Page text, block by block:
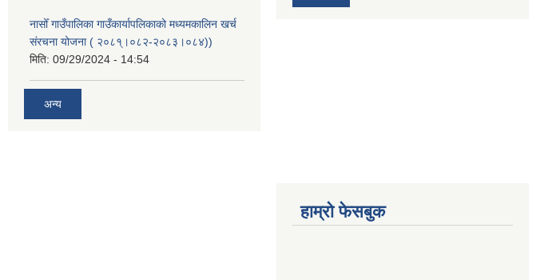
नासोँ गाउँपालिका गाउँकार्यापलिकाको मध्यमकालिन खर्च
संरचना योजना ( २०८१्।०८२-२०८३।०८४))
मिति: 09/29/2024 - 14:54
अन्य
हाम्रो फेसबुक